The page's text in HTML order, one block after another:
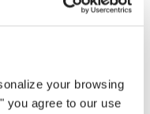
your browsing
you agree to our use